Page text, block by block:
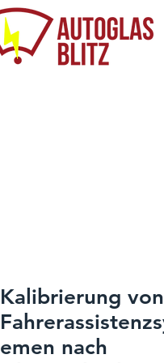
Kalibrierung von
emen nach